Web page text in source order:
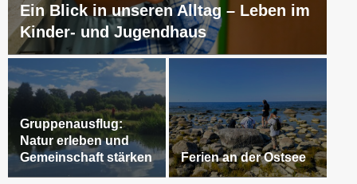
Ein Blick in unseren Alltag – Leben im
Kinder- und Jugendhaus
Gruppenausflug:
Natur erleben und
Gemeinschaft stärken
Ferien an der Ostsee